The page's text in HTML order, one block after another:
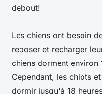
debout!
Les chiens ont besoin
reposer et recharger
chiens dorment environ
Cependant, les chiots
dormir jusqu'à 18